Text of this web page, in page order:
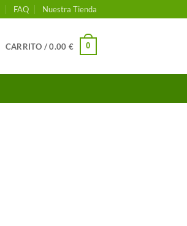
FAQ Nuestra Tienda
CARRITO /0.00 € 0